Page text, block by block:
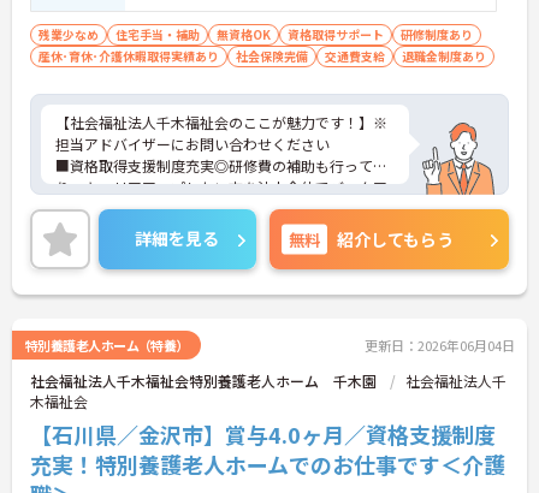
残業少なめ 住宅手当・補助 無資格OK 資格取得サポート
研修制度あり
産休･育休･介護休暇取得実績あり
社会保険完備 交通費支給 退職金制度あり
【社会福祉法人千木福祉会のここが魅力です！】※
担当アドバイザーにお問い合わせください
■資格取得支援制度充実◎研修費の補助も行ってお
り、キャリアアップしたい方を法人全体でバックア
ップしております。
■無資格でもOK！初めての方も研修がありますので
安心して入職頂けますよ♪
詳細を見る 無料 紹介してもらう
特別養護老人ホーム（特養） 更新日：2026年06月04日
社会福祉法人千木福祉会特別養護老人ホーム 千木園
社会福祉法人千
木福祉会
【石川県／金沢市】賞与4.0ヶ月／資格支援制度
充実！特別養護老人ホームでのお仕事です＜介護